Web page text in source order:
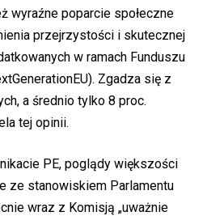
wyraźne poparcie społeczne
przejrzystości i skutecznej
w ramach Funduszu
Zgadza się z
a średnio tylko 8 proc.
tej opinii.
PE, poglądy większości
ze stanowiskiem Parlamentu
wraz z Komisją „uważnie